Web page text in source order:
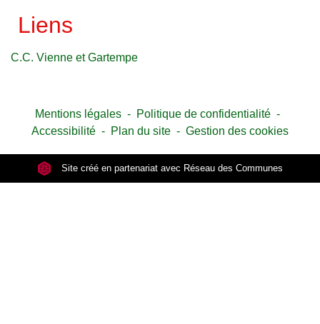
Liens
C.C. Vienne et Gartempe
Mentions légales - Politique de confidentialité -
Accessibilité - Plan du site - Gestion des cookies
Site créé en partenariat avec Réseau des Communes